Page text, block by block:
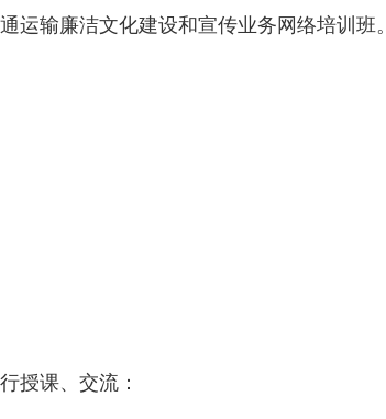
运输廉洁文化建设和宣传业务网络培训班。
授课、交流：